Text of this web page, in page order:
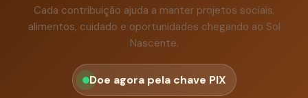
Cada contribuição ajuda a manter projetos sociais,
alimentos, cuidado e oportunidades chegando ao Sol
Nascente.
Doe agora pela chave PIX